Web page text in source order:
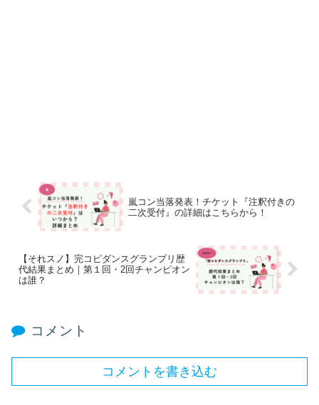
嵐コン当落発表！チケット『注釈付きの
二次受付』の詳細はこちらから！
【それスノ】完コピダンスグランプリ歴
代結果まとめ｜第１回・2回チャンピオン
は誰？
コメント
コメントを書き込む